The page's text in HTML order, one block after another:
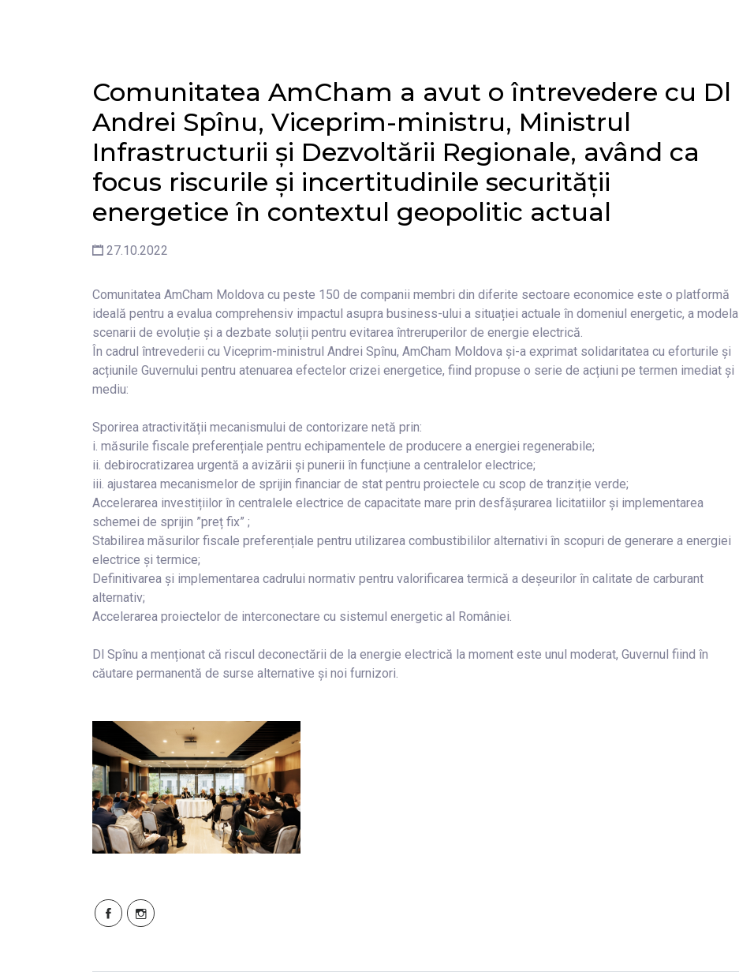
Comunitatea AmCham a avut o întrevedere cu Dl
Andrei Spînu, Viceprim-ministru, Ministrul
Infrastructurii și Dezvoltării Regionale, având ca
focus riscurile și incertitudinile securității
energetice în contextul geopolitic actual
27.10.2022
Comunitatea AmCham Moldova cu peste 150 de companii membri din diferite sectoare economice este o platformă
ideală pentru a evalua comprehensiv impactul asupra business-ului a situației actuale în domeniul energetic, a modela
scenarii de evoluție și a dezbate soluții pentru evitarea întreruperilor de energie electrică.
În cadrul întrevederii cu Viceprim-ministrul Andrei Spînu, AmCham Moldova și-a exprimat solidaritatea cu eforturile și
acțiunile Guvernului pentru atenuarea efectelor crizei energetice, fiind propuse o serie de acțiuni pe termen imediat și
mediu:
Sporirea atractivității mecanismului de contorizare netă prin:
i. măsurile fiscale preferențiale pentru echipamentele de producere a energiei regenerabile;
ii. debirocratizarea urgentă a avizării și punerii în funcțiune a centralelor electrice;
iii. ajustarea mecanismelor de sprijin financiar de stat pentru proiectele cu scop de tranziție verde;
Accelerarea investițiilor în centralele electrice de capacitate mare prin desfășurarea licitatiilor și implementarea
schemei de sprijin ”preț fix” ;
Stabilirea măsurilor fiscale preferențiale pentru utilizarea combustibililor alternativi în scopuri de generare a energiei
electrice și termice;
Definitivarea și implementarea cadrului normativ pentru valorificarea termică a deșeurilor în calitate de carburant
alternativ;
Accelerarea proiectelor de interconectare cu sistemul energetic al României.
Dl Spînu a menționat că riscul deconectării de la energie electrică la moment este unul moderat, Guvernul fiind în
căutare permanentă de surse alternative și noi furnizori.